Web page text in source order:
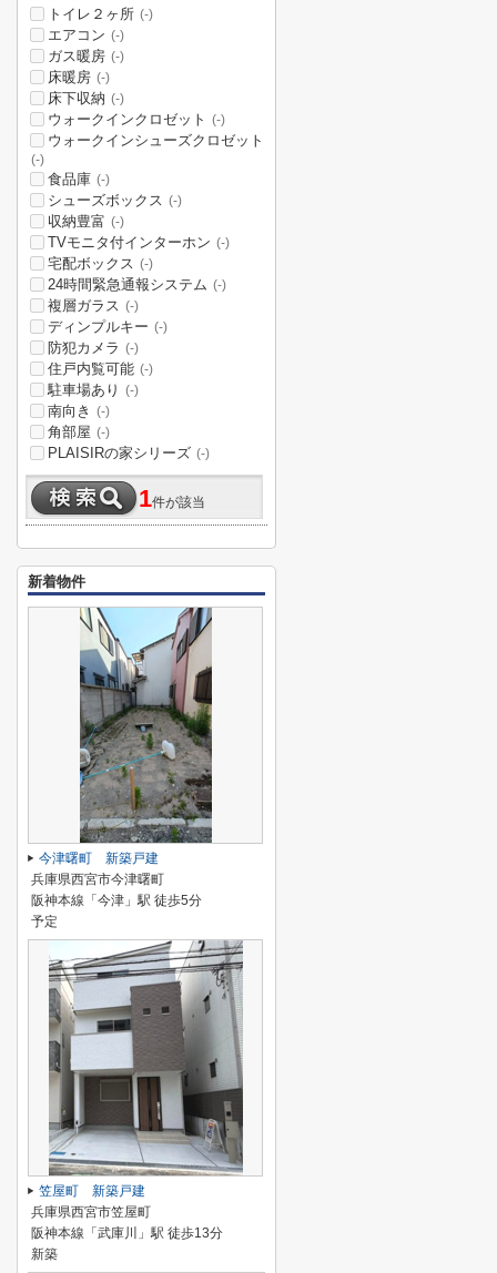
トイレ２ヶ所 (-)
エアコン (-)
ガス暖房 (-)
床暖房 (-)
床下収納 (-)
ウォークインクロゼット (-)
ウォークインシューズクロゼット
(-)
食品庫 (-)
シューズボックス (-)
収納豊富 (-)
TVモニタ付インターホン (-)
宅配ボックス (-)
24時間緊急通報システム (-)
複層ガラス (-)
ディンプルキー (-)
防犯カメラ (-)
住戸内覧可能 (-)
駐車場あり (-)
南向き (-)
角部屋 (-)
PLAISIRの家シリーズ (-)
1件が該当
新着物件
今津曙町 新築戸建
兵庫県西宮市今津曙町
阪神本線「今津」駅 徒歩5分
予定
笠屋町 新築戸建
兵庫県西宮市笠屋町
阪神本線「武庫川」駅 徒歩13分
新築